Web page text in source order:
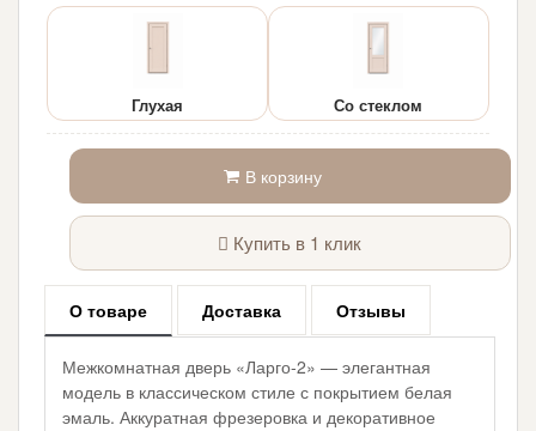
Глухая Со стеклом
В корзину
Купить в 1 клик
О товаре Доставка Отзывы
Межкомнатная дверь «Ларго-2» — элегантная
модель в классическом стиле с покрытием белая
эмаль. Аккуратная фрезеровка и декоративное